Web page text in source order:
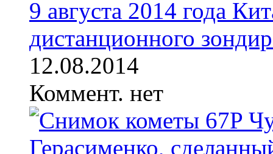
9 августа 2014 года
дистанционного
12.08.2014
Коммент. нет